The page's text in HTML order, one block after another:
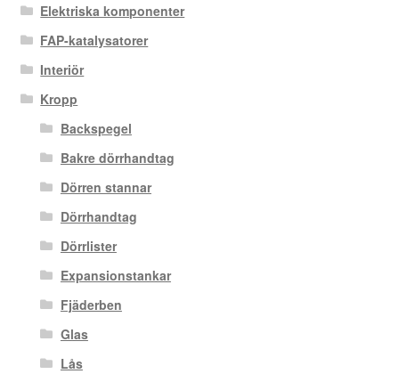
Elektriska komponenter
FAP-katalysatorer
Interiör
Kropp
Backspegel
Bakre dörrhandtag
Dörren stannar
Dörrhandtag
Dörrlister
Expansionstankar
Fjäderben
Glas
Lås